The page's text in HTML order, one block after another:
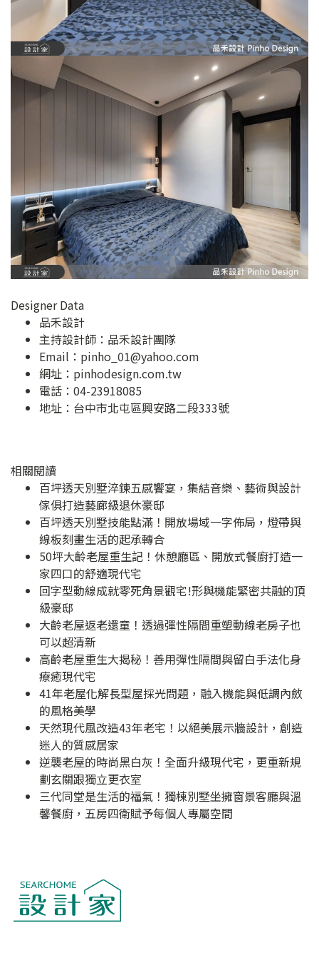
Designer Data
品禾設計
主持設計師：品禾設計團隊
Email： pinho_01@yahoo.com
網址： pinhodesign.com.tw
電話：04-23918085
地址： 台中市北屯區興安路二段333號
相關閱讀
百坪透天別墅淬鍊五感饗宴，集結音樂、藝術與設計
傢俱打造藝廊級退休豪邸
百坪透天別墅技能點滿！開放場域一字佈局，燈帶與
線板刻畫生活的起承轉合
50坪大齡老屋重生記！休憩廳區、開放式餐廚打造一
家四口的舒適現代宅
回字型動線成就零死角景觀宅!形與機能緊密共融的頂
級豪邸
大齡老屋返老還童！透過彈性隔間重塑動線老房子也
可以超清新
高齡老屋重生大揭秘！善用彈性隔間與留白手法化身
療癒現代宅
41年老屋化解長型屋採光問題，融入機能與低調內斂
的風格美學
天然現代風改造43年老宅！以絕美展示牆設計，創造
迷人的質感居家
逆襲老屋的時尚黑白灰！全面升級現代宅，更重新規
劃玄關跟獨立更衣室
三代同堂是生活的福氣！獨棟別墅坐擁窗景客廳與溫
馨餐廚，五房四衛賦予每個人專屬空間